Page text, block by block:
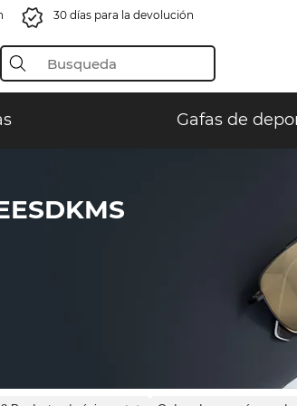
30 días para la devolución
Gafas de